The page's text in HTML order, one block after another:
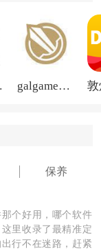
护爱车。
订单，方便管
让您轻松完成
galgame游戏盒子2026
保养
个好用，哪个软件
里收录了最精准定
行不在迷路，赶紧